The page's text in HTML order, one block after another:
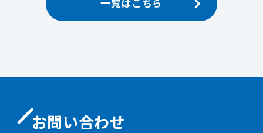
一覧はこちら
お問い合わせ